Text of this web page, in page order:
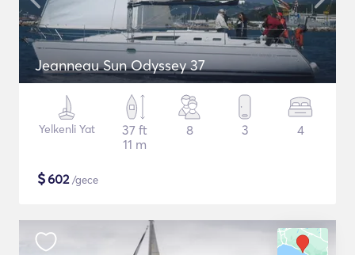
Jeanneau Sun Odyssey 37
Yelkenli Yat
37 ft
11 m
8 3 4
$602/gece